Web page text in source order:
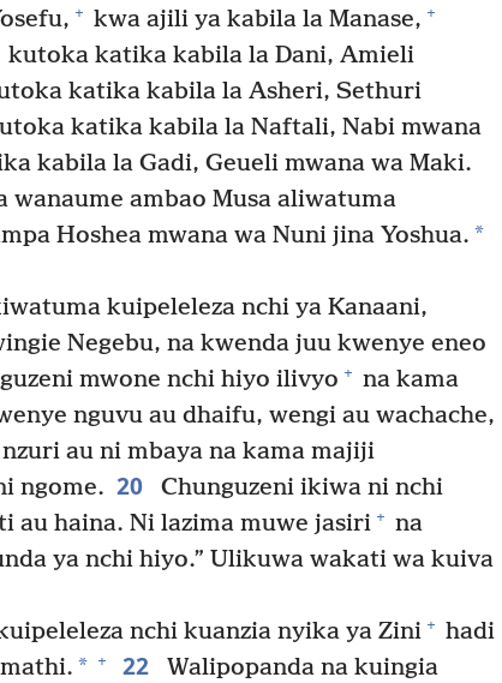
+ kwa ajili ya kabila la Manase, +
kutoka katika kabila la Dani, Amieli
katika kabila la Asheri, Sethuri
katika kabila la Naftali, Nabi mwana
kabila la Gadi, Geueli mwana wa Maki.
wanaume ambao Musa aliwatuma
Hoshea mwana wa Nuni jina Yoshua. *
kuipeleleza nchi ya Kanaani,
Negebu, na kwenda juu kwenye eneo
mwone nchi hiyo ilivyo + na kama
nguvu au dhaifu, wengi au wachache,
au ni mbaya na kama majiji
ngome. 20
Chunguzeni ikiwa ni nchi
au haina. Ni lazima muwe jasiri + na
ya nchi hiyo.” Ulikuwa wakati wa kuiva
nchi kuanzia nyika ya Zini + hadi
* + 22
Walipopanda na kuingia